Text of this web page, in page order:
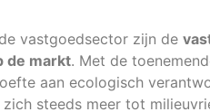
vastgoedsector zijn de
de markt. Met de
aan ecologisch
steeds meer tot